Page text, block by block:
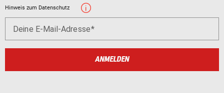
Hinweis zum Datenschutz
Deine E-Mail-Adresse
ANMELDEN